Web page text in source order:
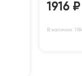
1916 ₽
В наличии: